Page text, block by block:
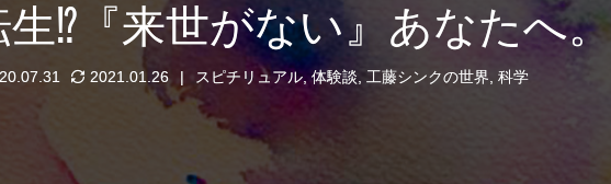
生⁉︎『来世がない』あなたへ。
2021.01.26 スピチリュアル,体験談 工藤シンクの世界 科学